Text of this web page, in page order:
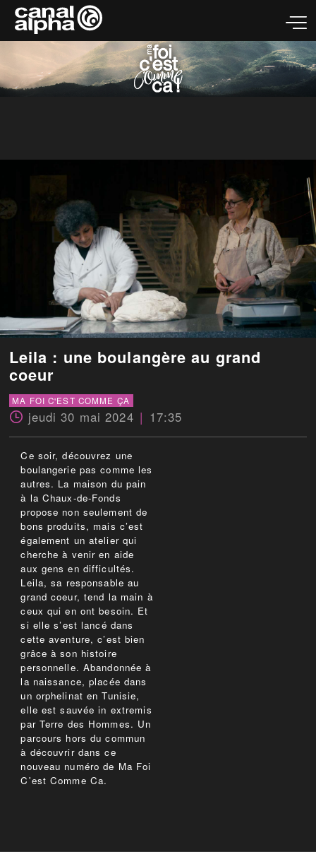
Leila : une boulangère au grand
coeur
MA FOI C'EST COMME ÇA
jeudi 30 mai 2024 17:35
Ce soir, découvrez une
boulangerie pas comme les
autres. La maison du pain
à la Chaux-de-Fonds
propose non seulement de
bons produits, mais c’est
également un atelier qui
cherche à venir en aide
aux gens en difficultés.
Leila, sa responsable au
grand coeur, tend la main à
ceux qui en ont besoin. Et
si elle s’est lancé dans
cette aventure, c’est bien
grâce à son histoire
personnelle. Abandonnée à
la naissance, placée dans
un orphelinat en Tunisie,
elle est sauvée in extremis
par Terre des Hommes. Un
parcours hors du commun
à découvrir dans ce
nouveau numéro de Ma Foi
C'est Comme Ca.